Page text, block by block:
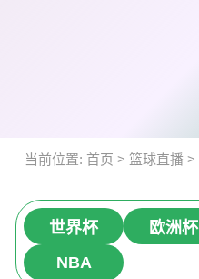
当前位置: 首页 > 篮球直播 >
世界杯 欧洲杯
NBA